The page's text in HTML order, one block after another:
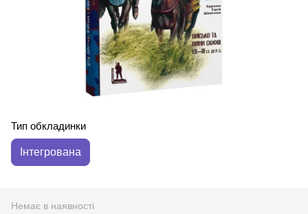
Тип обкладинки
Інтегрована
Немає в наявності